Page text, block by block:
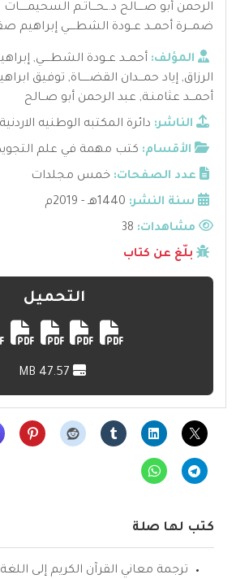
الرحمن أبو صــــالح د.ــحـــاتـم
ضمـــرة أحمــد عــودة الشطــــي إبراهيم
المؤلف: أحمــد عــودة الشطــــي,
الرزاق, إياد حمـــدان القضـــــاة, توفيق
أحمـــد عثامنـة, عبد الرحمن أبو صــالح
الناشر: دائرة المكتبه الوطنيه الاردنية
الأقسام: كتب مهمة في علم
عدد الصفحات: خمس مجلدات
سنة النشر: 1440هـ - 2019م
مشاهدات:
بلّغ عن كتاب
التحميل
كتب لها صلة
ترجمة معاني القرآن الكريم إلى اللغة